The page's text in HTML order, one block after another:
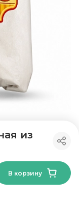
из
В корзину